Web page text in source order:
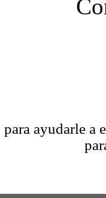
para ayudarle a